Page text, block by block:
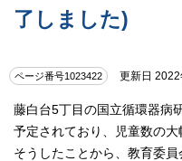
了しました)
ページ番号1023422 更新日 2022
藤白台5丁目の国立循環器病
予定されており、児童数の大
そうしたことから、教育委